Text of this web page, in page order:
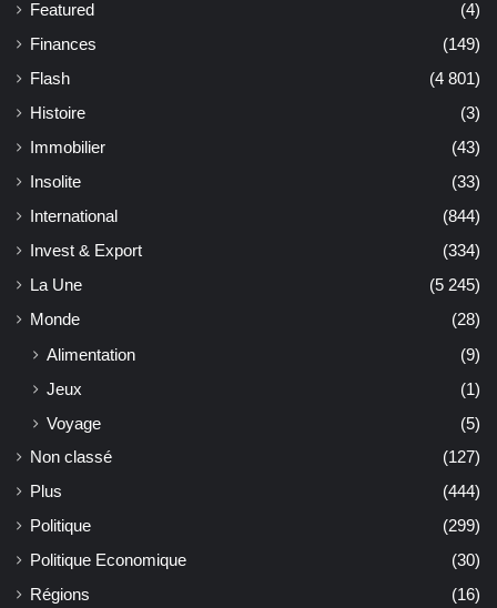
Featured
(4)
Finances
(149)
Flash
(4 801)
Histoire
(3)
Immobilier
(43)
Insolite
(33)
International
(844)
Invest & Export
(334)
La Une
(5 245)
Monde
(28)
Alimentation
(9)
Jeux
(1)
Voyage
(5)
Non classé
(127)
Plus
(444)
Politique
(299)
Politique Economique
(30)
Régions
(16)